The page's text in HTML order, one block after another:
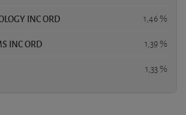
INC ORD 1,46 %
INC ORD 1,39 %
1,33 %